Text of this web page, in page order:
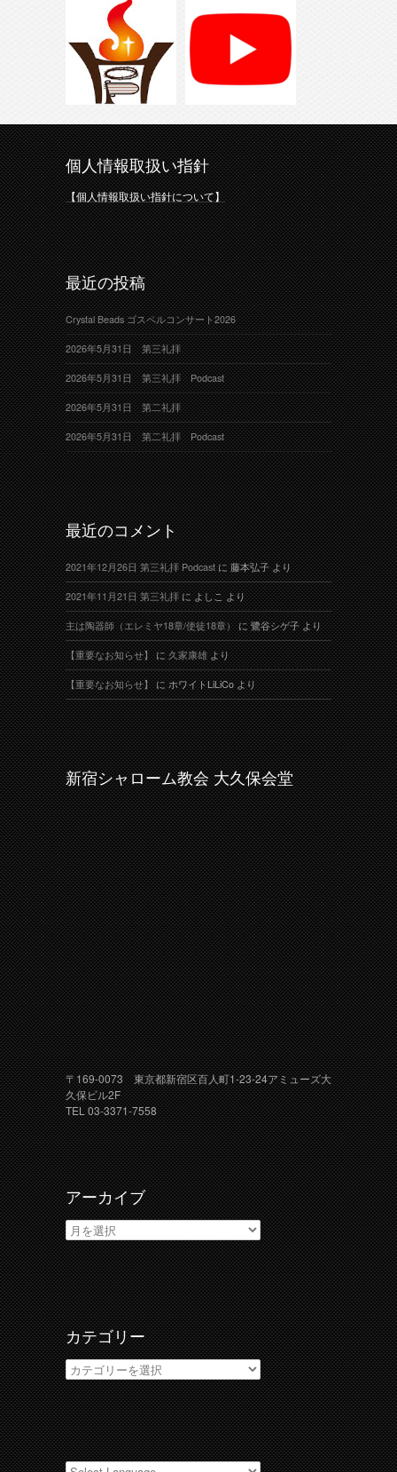
個人情報取扱い指針
【個人情報取扱い指針について】
最近の投稿
Crystal Beads ゴスペルコンサート2026
2026年5月31日 第三礼拝
2026年5月31日 第三礼拝 Podcast
2026年5月31日 第二礼拝
2026年5月31日 第二礼拝 Podcast
最近のコメント
2021年12月26日 第三礼拝 Podcastに藤本弘子より
2021年11月21日 第三礼拝によしこより
主は陶器師（エレミヤ18章/使徒18章）に鷺谷シゲ子より
【重要なお知らせ】に久家康雄より
【重要なお知らせ】にホワイトLiLiCoより
新宿シャローム教会 大久保会堂
〒169-0073 東京都新宿区百人町1-23-24アミューズ大
久保ビル2F
TEL 03-3371-7558
アーカイブ
ア
ー
カ
イ
ブ
カテゴリー
カ
テ
ゴ
リ
ー